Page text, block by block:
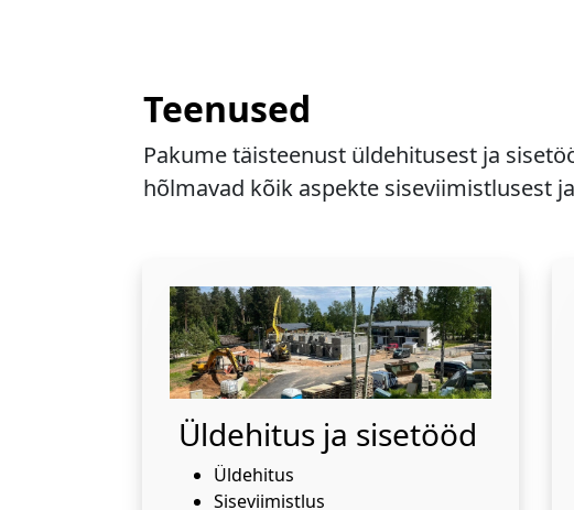
Teenused
Pakume täisteenust üldehitusest ja
hõlmavad kõik aspekte siseviimistlusest
Üldehitus ja sisetööd
Üldehitus
Siseviimistlus